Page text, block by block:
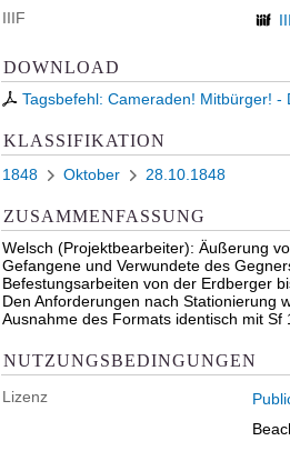
IIIF
DOWNLOAD
Tagsbefehl: Cameraden! Mitbürger! -
KLASSIFIKATION
1848 Oktober 28.10.1848
ZUSAMMENFASSUNG
Welsch (Projektbearbeiter): Äußerung
Gefangene und Verwundete des
Befestungsarbeiten von der Erdberger
Den Anforderungen nach Stationierung
Ausnahme des Formats identisch mit Sf
NUTZUNGSBEDINGUNGEN
Lizenz